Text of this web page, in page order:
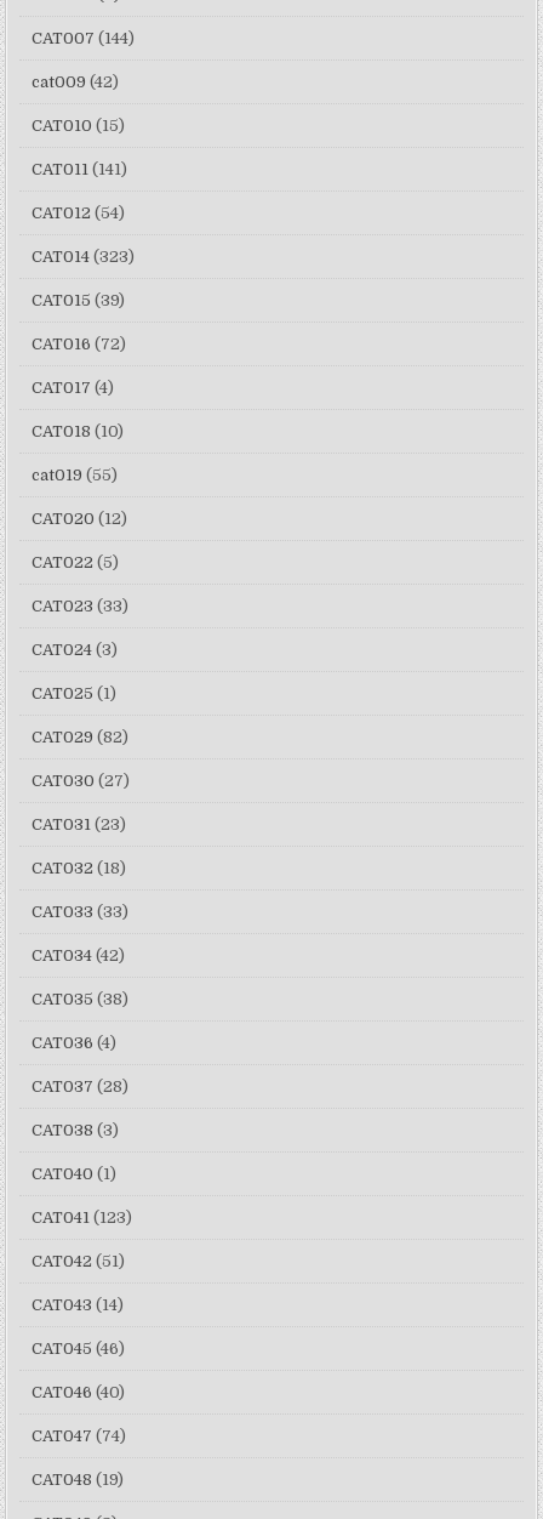
CAT007 (144)
cat009 (42)
CAT010 (15)
CAT011 (141)
CAT012 (54)
CAT014 (323)
CAT015 (39)
CAT016 (72)
CAT017 (4)
CAT018 (10)
cat019 (55)
CAT020 (12)
CAT022 (5)
CAT023 (33)
CAT024 (3)
CAT025 (1)
CAT029 (82)
CAT030 (27)
CAT031 (23)
CAT032 (18)
CAT033 (33)
CAT034 (42)
CAT035 (38)
CAT036 (4)
CAT037 (28)
CAT038 (3)
CAT040 (1)
CAT041 (123)
CAT042 (51)
CAT043 (14)
CAT045 (46)
CAT046 (40)
CAT047 (74)
CAT048 (19)